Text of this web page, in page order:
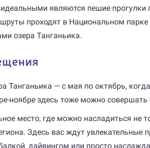
являются пешие
проходят в Национальном
озера Танганьика.
Танганьика — с мая по октябрь,
ноябре здесь тоже можно
место, где можно насладиться
Здесь вас ждут
дайвингом или просто